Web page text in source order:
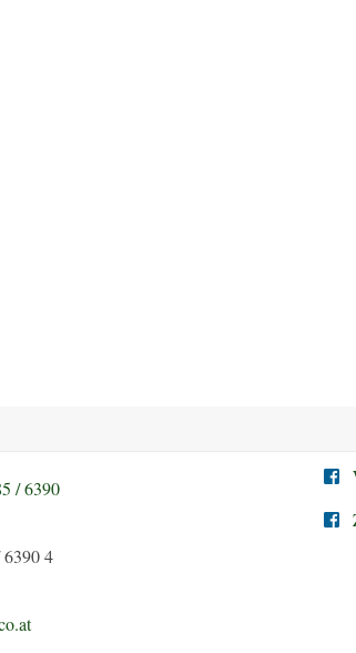
/ 6390
4